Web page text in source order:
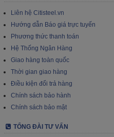
Liên hệ Citisteel.vn
Hướng dẫn Báo giá trực tuyến
Phương thức thanh toán
Hệ Thống Ngân Hàng
Giao hàng toàn quốc
Thời gian giao hàng
Điều kiện đổi trả hàng
Chính sách bảo hành
Chính sách bảo mật
TỔNG ĐÀI TƯ VẤN